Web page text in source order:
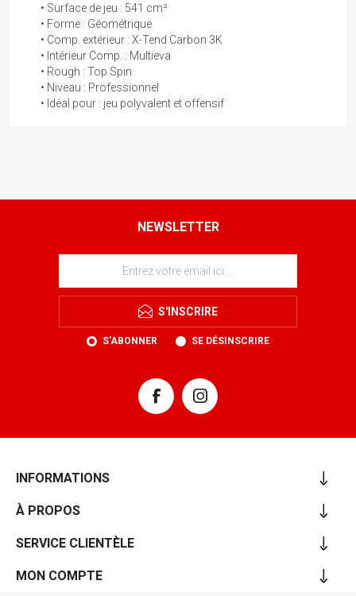
• Surface de jeu : 541 cm²
• Forme : Géométrique
• Comp. extérieur : X-Tend Carbon 3K
• Intérieur Comp. : Multieva
• Rough : Top Spin
• Niveau : Professionnel
• Idéal pour : jeu polyvalent et offensif
NEWSLETTER
S'INSCRIRE
S'ABONNER SE DÉSINSCRIRE
INFORMATIONS
À PROPOS
SERVICE CLIENTÈLE
MON COMPTE